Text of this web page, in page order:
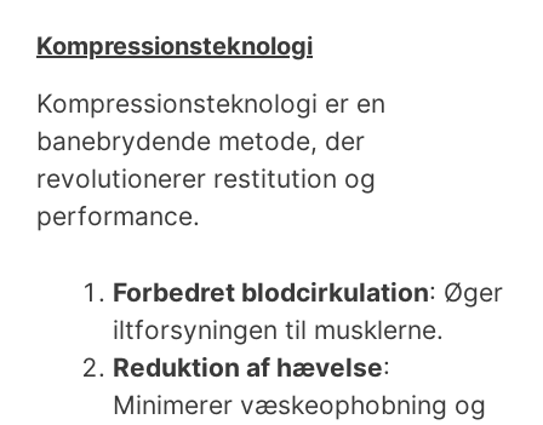
Kompressionsteknologi
Kompressionsteknologi er en
banebrydende metode, der
revolutionerer restitution og
performance.
Forbedret blodcirkulation: Øger
iltforsyningen til musklerne.
Reduktion af hævelse:
Minimerer væskeophobning og